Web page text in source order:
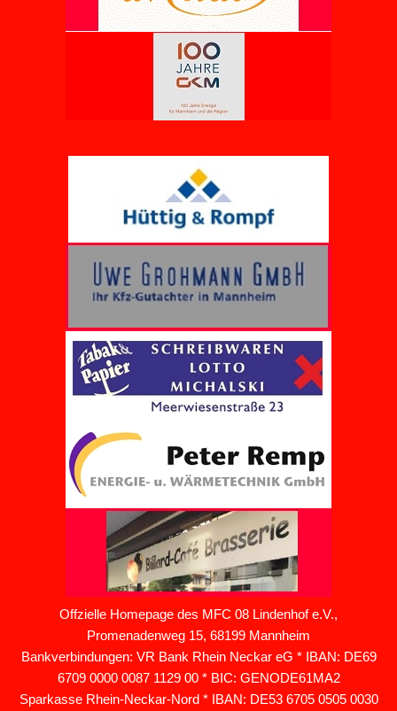
Offzielle Homepage des MFC 08 Lindenhof e.V.,
Promenadenweg 15, 68199 Mannheim
Bankverbindungen: VR Bank Rhein Neckar eG * IBAN: DE69
6709 0000 0087 1129 00 * BIC: GENODE61MA2
Sparkasse Rhein-Neckar-Nord * IBAN: DE53 6705 0505 0030